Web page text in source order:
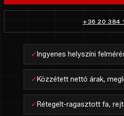
+36 20 384
✓ Ingyenes helyszíni
✓ Közzétett nettó árak,
✓ Rétegelt-ragasztott fa,